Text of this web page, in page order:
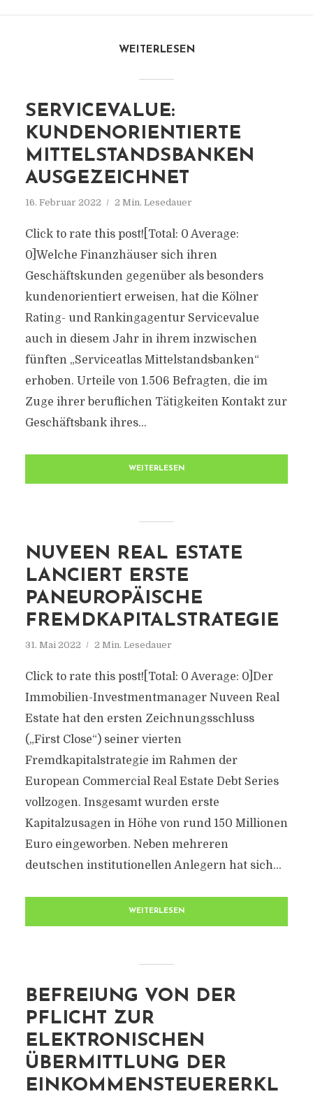
WEITERLESEN
SERVICEVALUE:
KUNDENORIENTIERTE
MITTELSTANDSBANKEN
AUSGEZEICHNET
16. Februar 2022 2 Min. Lesedauer
Click to rate this post![Total: 0 Average:
0]Welche Finanzhäuser sich ihren
Geschäftskunden gegenüber als besonders
kundenorientiert erweisen, hat die Kölner
Rating- und Rankingagentur Servicevalue
auch in diesem Jahr in ihrem inzwischen
fünften „Serviceatlas Mittelstandsbanken“
erhoben. Urteile von 1.506 Befragten, die im
Zuge ihrer beruflichen Tätigkeiten Kontakt zur
Geschäftsbank ihres...
WEITERLESEN
NUVEEN REAL ESTATE
LANCIERT ERSTE
PANEUROPÄISCHE
FREMDKAPITALSTRATEGIE
31. Mai 2022 2 Min. Lesedauer
Click to rate this post![Total: 0 Average: 0]Der
Immobilien-Investmentmanager Nuveen Real
Estate hat den ersten Zeichnungsschluss
(„First Close“) seiner vierten
Fremdkapitalstrategie im Rahmen der
European Commercial Real Estate Debt Series
vollzogen. Insgesamt wurden erste
Kapitalzusagen in Höhe von rund 150 Millionen
Euro eingeworben. Neben mehreren
deutschen institutionellen Anlegern hat sich...
WEITERLESEN
BEFREIUNG VON DER
PFLICHT ZUR
ELEKTRONISCHEN
ÜBERMITTLUNG DER
EINKOMMENSTEUERERKL